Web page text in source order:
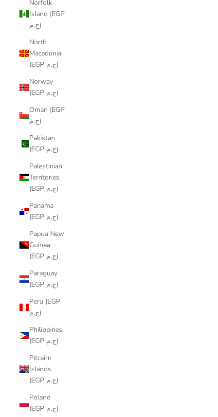
Norfolk
Island (EGP
ج.م)
North
Macedonia
(EGP ج.م)
Norway
(EGP ج.م)
Oman (EGP
ج.م)
Pakistan
(EGP ج.م)
Palestinian
Territories
(EGP ج.م)
Panama
(EGP ج.م)
Papua New
Guinea
(EGP ج.م)
Paraguay
(EGP ج.م)
Peru (EGP
ج.م)
Philippines
(EGP ج.م)
Pitcairn
Islands
(EGP ج.م)
Poland
(EGP ج.م)